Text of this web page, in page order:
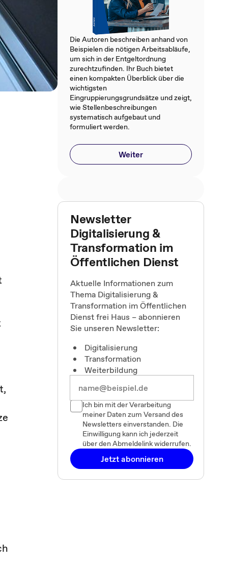
Die Autoren beschreiben anhand von
Beispielen die nötigen Arbeitsabläufe,
um sich in der Entgeltordnung
zurechtzufinden. Ihr Buch bietet
einen kompakten Überblick über die
wichtigsten
Eingruppierungsgrundsätze und zeigt,
wie Stellenbeschreibungen
systematisch aufgebaut und
formuliert werden.
Weiter
Newsletter
Digitalisierung &
Transformation im
Öffentlichen Dienst
Aktuelle Informationen zum
Thema Digitalisierung &
Transformation im Öffentlichen
Dienst frei Haus – abonnieren
Sie unseren Newsletter:
Digitalisierung
Transformation
Weiterbildung
Ich bin mit der Verarbeitung
meiner Daten zum Versand des
Newsletters einverstanden. Die
Einwilligung kann ich jederzeit
über den Abmeldelink widerrufen.
Jetzt abonnieren